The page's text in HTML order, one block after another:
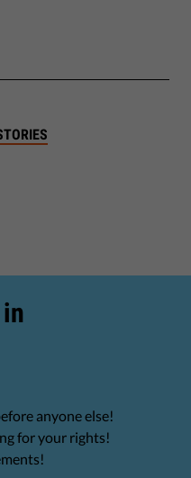
anyone else!
for your rights!